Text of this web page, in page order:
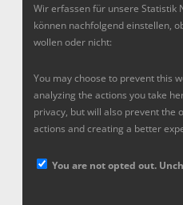
Wir erfassen für unsere Statistik
können nachfolgend einstellen,
wollen oder nicht:
You may choose to prevent this
analyzing the actions you take
privacy, but will also prevent
actions and creating a better
You are not opted out.